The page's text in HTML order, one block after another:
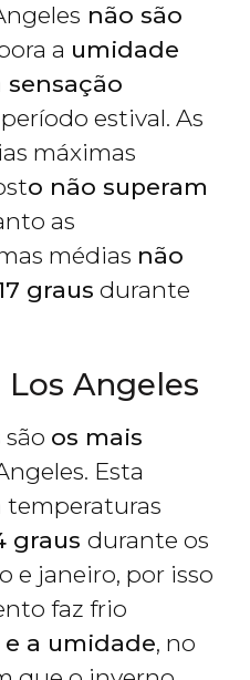
não são
a umidade
sensação
estival. As
máximas
o não superam
as
médias não
graus durante
Angeles
os mais
Esta
temperaturas
graus durante os
e janeiro, por isso
faz frio
e a umidade, no